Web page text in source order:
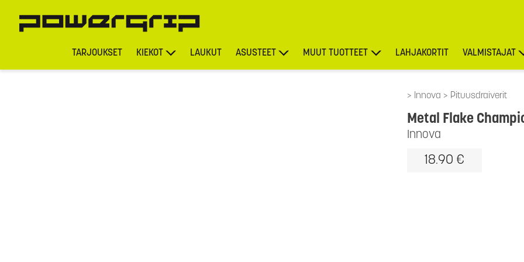
TARJOUKSET KIEKOT LAUKUT ASUSTEET MUUT TUOTTEET LAHJAKORTIT VALMISTAJAT
Innova Pituusdraiverit
Innova
Metal Flake
18.90 €